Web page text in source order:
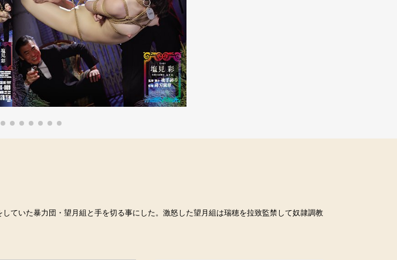
ていた暴力団・望月組と手を切る事にした。激怒した望月組は瑞穂を拉致監禁して奴隷調教